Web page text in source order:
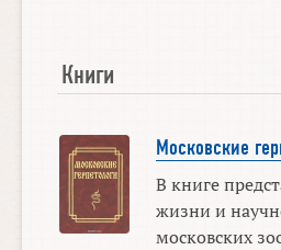
Книги
Московские
В книге
жизни и
московских